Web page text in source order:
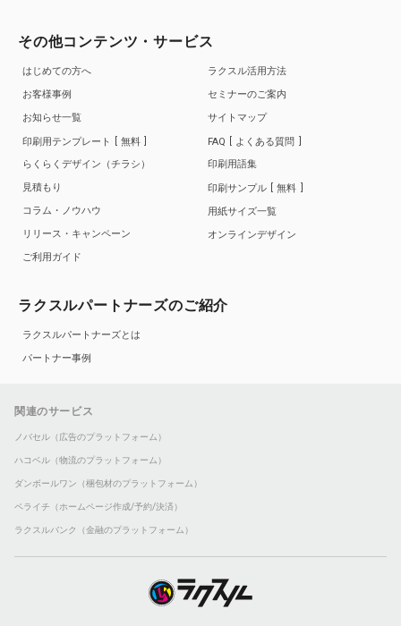
その他コンテンツ・サービス
はじめての方へ
お客様事例
お知らせ一覧
印刷用テンプレート
無料
らくらくデザイン（チラシ）
見積もり
コラム・ノウハウ
リリース・キャンペーン
ご利用ガイド
ラクスル活用方法
セミナーのご案内
サイトマップ
FAQ
よくある質問
印刷用語集
印刷サンプル
無料
用紙サイズ一覧
オンラインデザイン
ラクスルパートナーズのご紹介
ラクスルパートナーズとは
パートナー事例
関連のサービス
ノバセル（広告のプラットフォーム）
ハコベル（物流のプラットフォーム）
ダンボールワン（梱包材のプラットフォーム）
ペライチ（ホームページ作成/予約/決済）
ラクスルバンク（金融のプラットフォーム）